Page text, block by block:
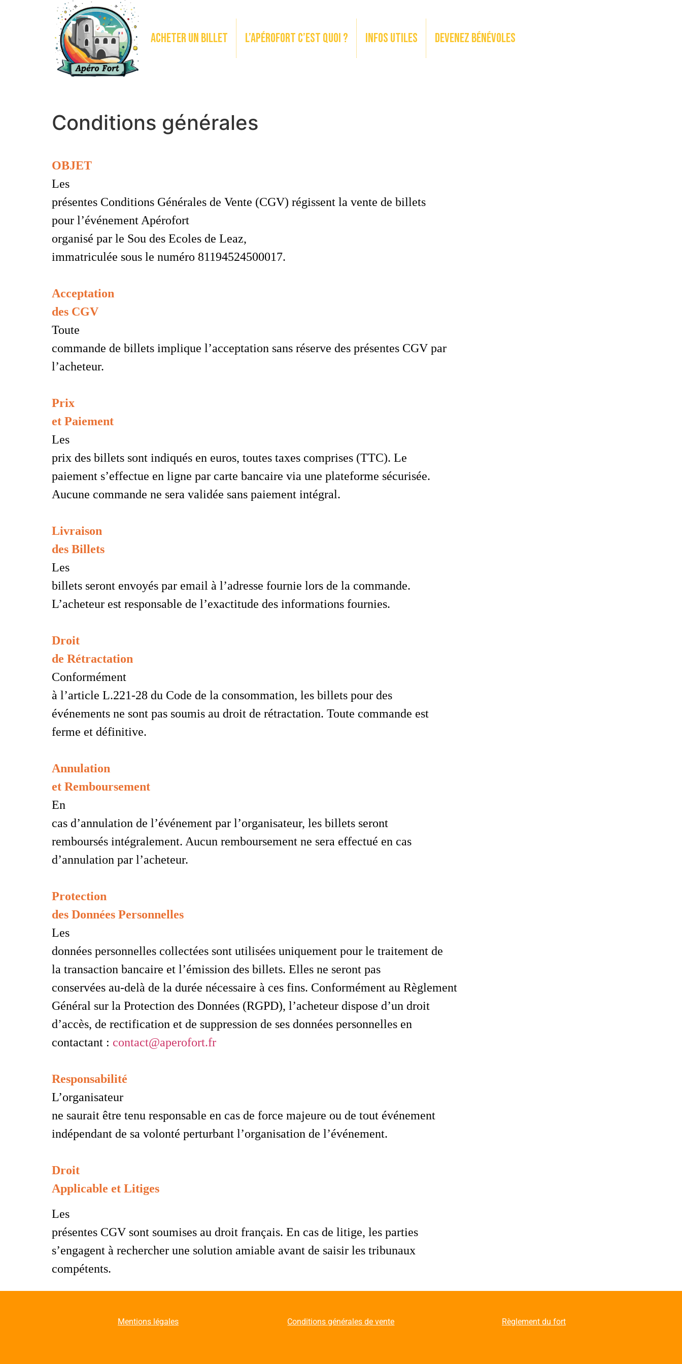
Acheter un billet L’apérofort c’est quoi ? Infos utiles Devenez bénévoles
Conditions générales
OBJET
Les
présentes Conditions Générales de Vente (CGV) régissent la vente de billets
pour l’événement Apérofort
organisé par le Sou des Ecoles de Leaz,
immatriculée sous le numéro 81194524500017.
Acceptation
des CGV
Toute
commande de billets implique l’acceptation sans réserve des présentes CGV par
l’acheteur.
Prix
et Paiement
Les
prix des billets sont indiqués en euros, toutes taxes comprises (TTC). Le
paiement s’effectue en ligne par carte bancaire via une plateforme sécurisée.
Aucune commande ne sera validée sans paiement intégral.
Livraison
des Billets
Les
billets seront envoyés par email à l’adresse fournie lors de la commande.
L’acheteur est responsable de l’exactitude des informations fournies.
Droit
de Rétractation
Conformément
à l’article L.221-28 du Code de la consommation, les billets pour des
événements ne sont pas soumis au droit de rétractation. Toute commande est
ferme et définitive.
Annulation
et Remboursement
En
cas d’annulation de l’événement par l’organisateur, les billets seront
remboursés intégralement. Aucun remboursement ne sera effectué en cas
d’annulation par l’acheteur.
Protection
des Données Personnelles
Les
données personnelles collectées sont utilisées uniquement pour le traitement de
la transaction bancaire et l’émission des billets. Elles ne seront pas
conservées au-delà de la durée nécessaire à ces fins. Conformément au Règlement
Général sur la Protection des Données (RGPD), l’acheteur dispose d’un droit
d’accès, de rectification et de suppression de ses données personnelles en
contactant : contact@aperofort.fr
Responsabilité
L’organisateur
ne saurait être tenu responsable en cas de force majeure ou de tout événement
indépendant de sa volonté perturbant l’organisation de l’événement.
Droit
Applicable et Litiges
Les
présentes CGV sont soumises au droit français. En cas de litige, les parties
s’engagent à rechercher une solution amiable avant de saisir les tribunaux
compétents.
Mentions légales Conditions générales de vente Règlement du fort